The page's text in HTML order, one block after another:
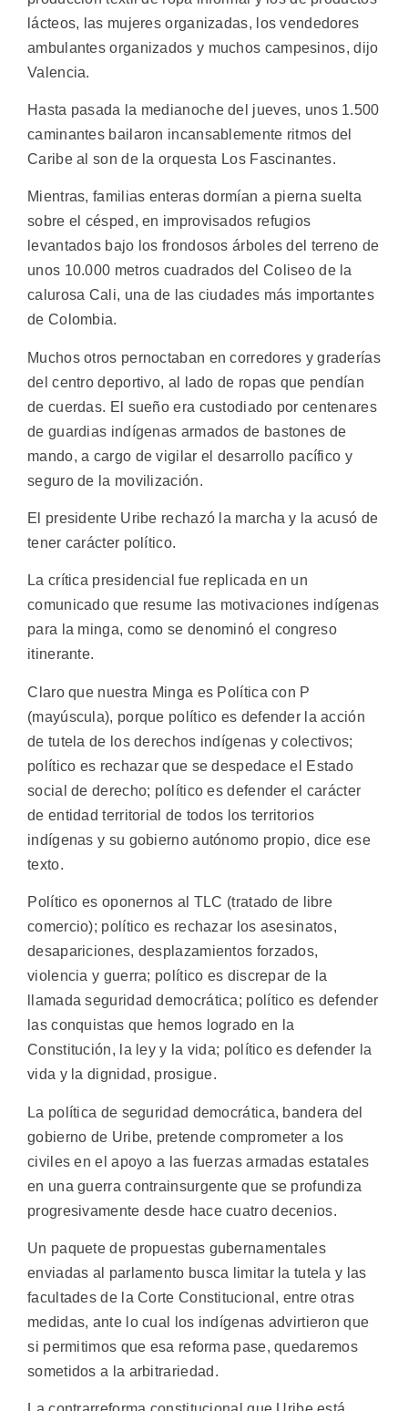
lácteos, las mujeres organizadas, los vendedores
ambulantes organizados y muchos campesinos, dijo
Valencia.
Hasta pasada la medianoche del jueves, unos 1.500
caminantes bailaron incansablemente ritmos del
Caribe al son de la orquesta Los Fascinantes.
Mientras, familias enteras dormían a pierna suelta
sobre el césped, en improvisados refugios
levantados bajo los frondosos árboles del terreno de
unos 10.000 metros cuadrados del Coliseo de la
calurosa Cali, una de las ciudades más importantes
de Colombia.
Muchos otros pernoctaban en corredores y graderías
del centro deportivo, al lado de ropas que pendían
de cuerdas. El sueño era custodiado por centenares
de guardias indígenas armados de bastones de
mando, a cargo de vigilar el desarrollo pacífico y
seguro de la movilización.
El presidente Uribe rechazó la marcha y la acusó de
tener carácter político.
La crítica presidencial fue replicada en un
comunicado que resume las motivaciones indígenas
para la minga, como se denominó el congreso
itinerante.
Claro que nuestra Minga es Política con P
(mayúscula), porque político es defender la acción
de tutela de los derechos indígenas y colectivos;
político es rechazar que se despedace el Estado
social de derecho; político es defender el carácter
de entidad territorial de todos los territorios
indígenas y su gobierno autónomo propio, dice ese
texto.
Político es oponernos al TLC (tratado de libre
comercio); político es rechazar los asesinatos,
desapariciones, desplazamientos forzados,
violencia y guerra; político es discrepar de la
llamada seguridad democrática; político es defender
las conquistas que hemos logrado en la
Constitución, la ley y la vida; político es defender la
vida y la dignidad, prosigue.
La política de seguridad democrática, bandera del
gobierno de Uribe, pretende comprometer a los
civiles en el apoyo a las fuerzas armadas estatales
en una guerra contrainsurgente que se profundiza
progresivamente desde hace cuatro decenios.
Un paquete de propuestas gubernamentales
enviadas al parlamento busca limitar la tutela y las
facultades de la Corte Constitucional, entre otras
medidas, ante lo cual los indígenas advirtieron que
si permitimos que esa reforma pase, quedaremos
sometidos a la arbitrariedad.